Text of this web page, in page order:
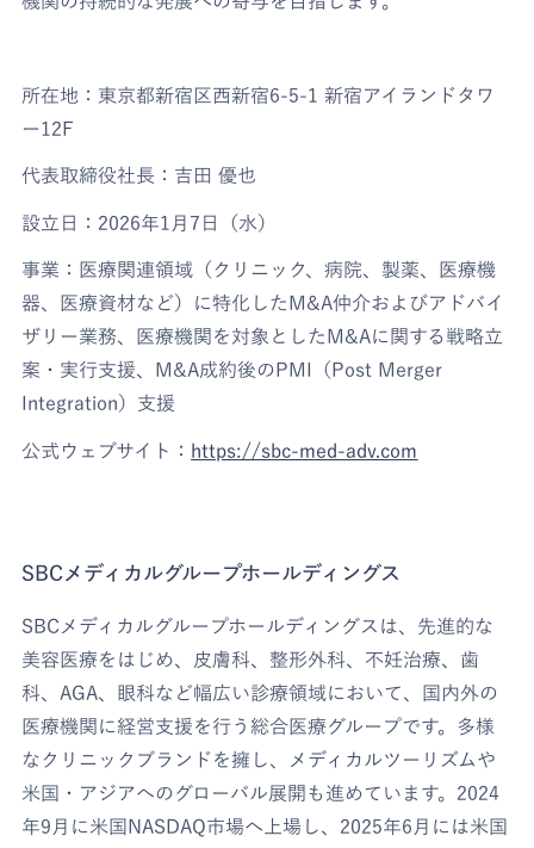
所在地：東京都新宿区西新宿6-5-1 新宿アイランドタワ
ー12F
代表取締役社長：吉田 優也
設立日：2026年1月7日（水）
事業：医療関連領域（クリニック、病院、製薬、医療機
器、医療資材など）に特化したM&A仲介およびアドバイ
ザリー業務、医療機関を対象としたM&Aに関する戦略立
案・実行支援、M&A成約後のPMI（Post Merger
Integration）支援
公式ウェブサイト： https://sbc-med-adv.com
SBCメディカルグループホールディングス
SBCメディカルグループホールディングスは、先進的な
美容医療をはじめ、皮膚科、整形外科、不妊治療、歯
科、AGA、眼科など幅広い診療領域において、国内外の
医療機関に経営支援を行う総合医療グループです。多様
なクリニックブランドを擁し、メディカルツーリズムや
米国・アジアへのグローバル展開も進めています。2024
年9月に米国NASDAQ市場へ上場し、2025年6月には米国